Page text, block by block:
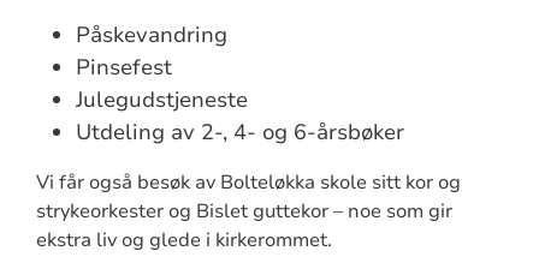
Påskevandring
Pinsefest
Julegudstjeneste
Utdeling av 2-, 4- og 6-årsbøker
Vi får også besøk av Bolteløkka skole sitt kor og
strykeorkester og Bislet guttekor – noe som gir
ekstra liv og glede i kirkerommet.